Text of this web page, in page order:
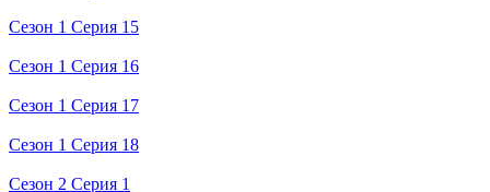
Сезон 1 Серия 15
Сезон 1 Серия 16
Сезон 1 Серия 17
Сезон 1 Серия 18
Сезон 2 Серия 1